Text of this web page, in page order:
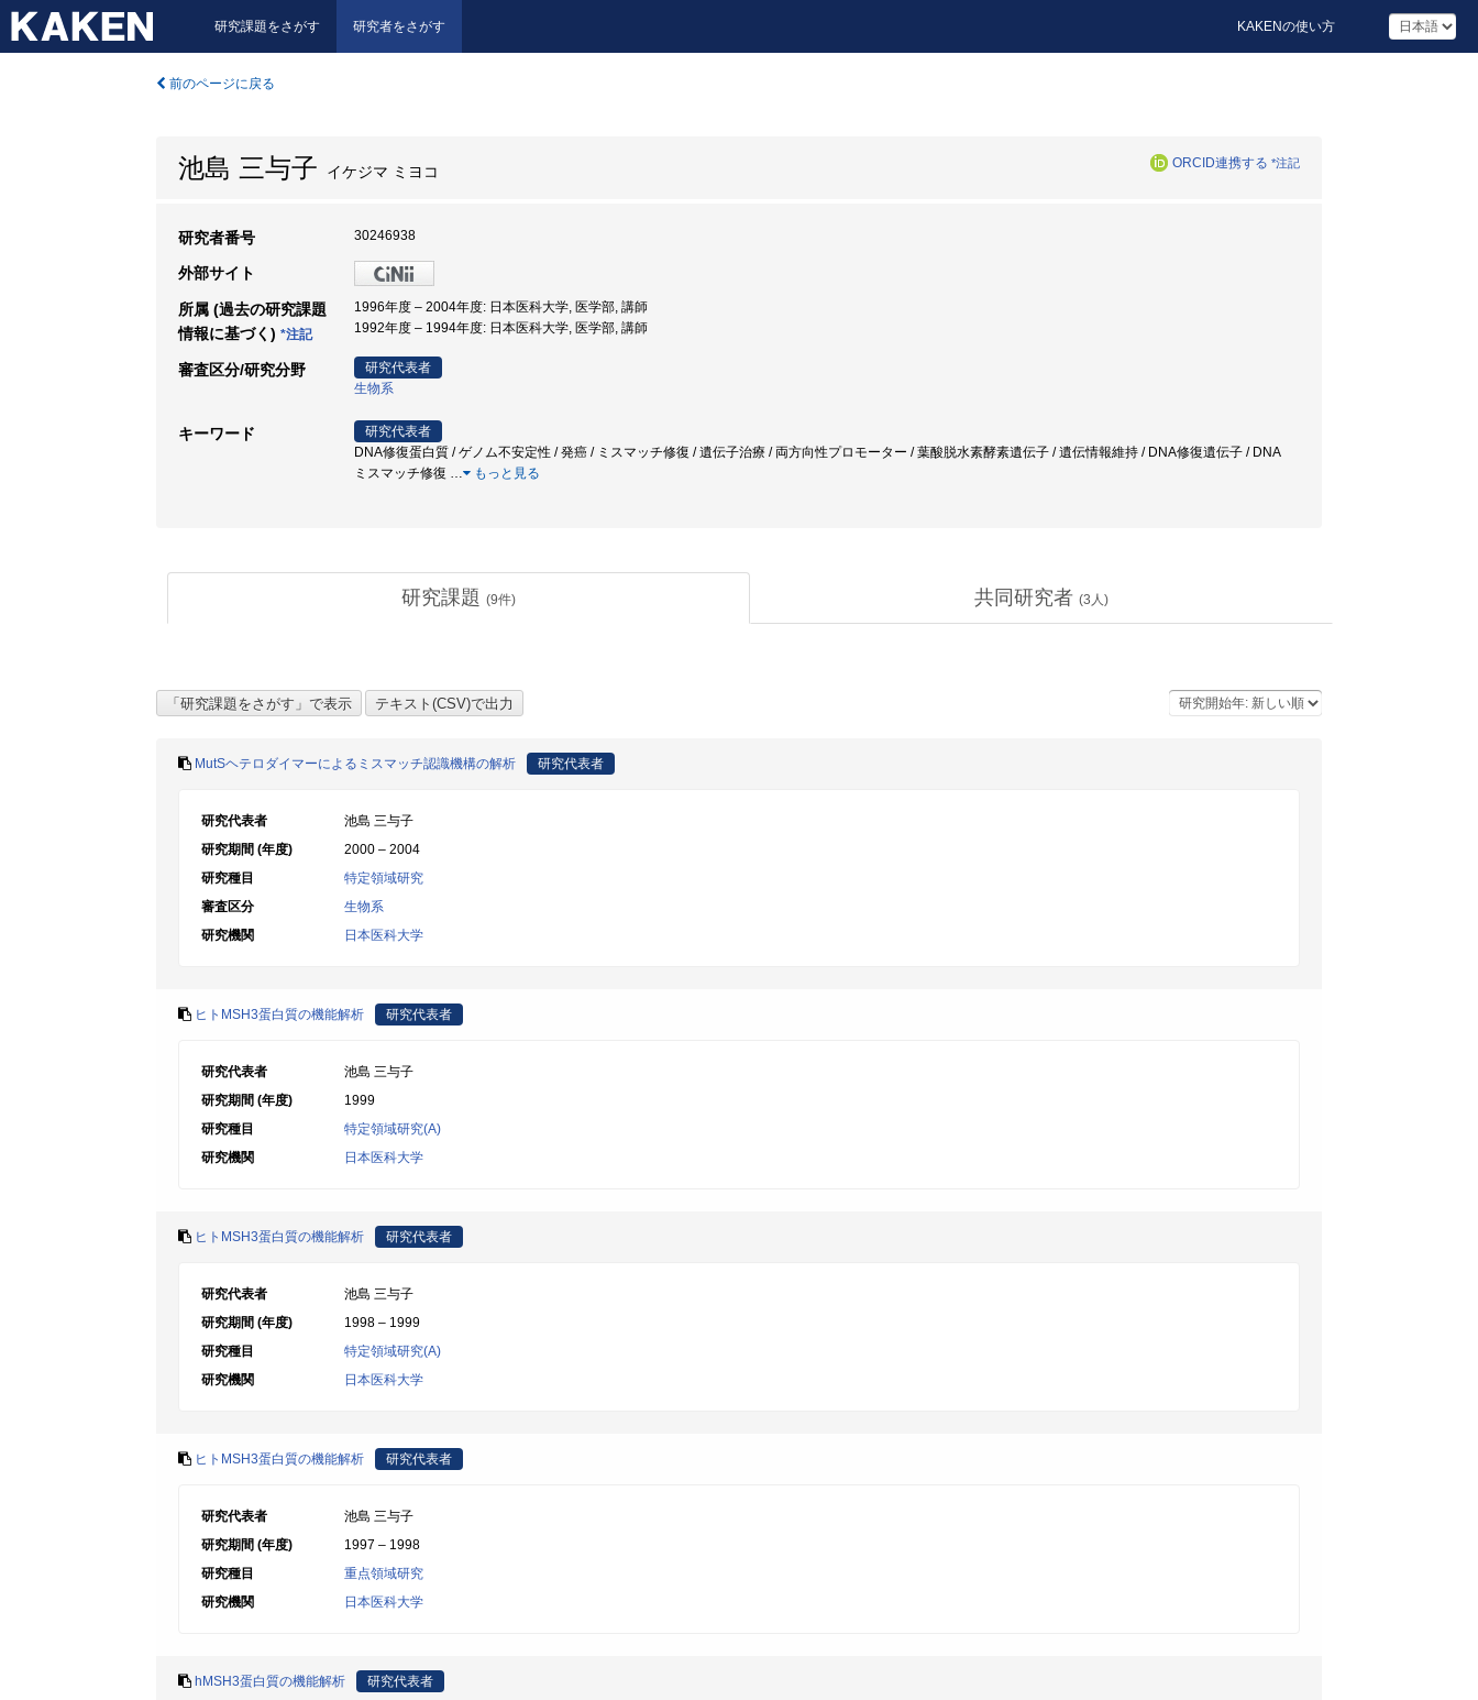
研究課題をさがす 研究者をさがす KAKENの使い方
前のページに戻る
池島 三与子 イケジマ ミヨコ ORCID連携する *注記
研究者番号 30246938
外部サイト
所属 (過去の研究課題
情報に基づく) *注記
1996年度 – 2004年度: 日本医科大学, 医学部, 講師
1992年度 – 1994年度: 日本医科大学, 医学部, 講師
審査区分/研究分野
研究代表者
生物系
キーワード
研究代表者
DNA修復蛋白質 / ゲノム不安定性 / 発癌 / ミスマッチ修復 / 遺伝子治療 / 両方向性プロモーター / 葉酸脱水素酵素遺伝子 / 遺伝情報維持 / DNA修復遺伝子 / DNA
ミスマッチ修復 … もっと見る
研究課題 (9件) 共同研究者 (3 人)
MutSヘテロダイマーによるミスマッチ認識機構の解析 研究代表者
研究代表者
池島 三与子
研究期間 (年度)
2000 – 2004
研究種目
特定領域研究
審査区分
生物系
研究機関
日本医科大学
ヒトMSH3蛋白質の機能解析 研究代表者
研究代表者
池島 三与子
研究期間 (年度)
1999
研究種目
特定領域研究(A)
研究機関
日本医科大学
ヒトMSH3蛋白質の機能解析 研究代表者
研究代表者
池島 三与子
研究期間 (年度)
1998 – 1999
研究種目
特定領域研究(A)
研究機関
日本医科大学
ヒトMSH3蛋白質の機能解析 研究代表者
研究代表者
池島 三与子
研究期間 (年度)
1997 – 1998
研究種目
重点領域研究
研究機関
日本医科大学
hMSH3蛋白質の機能解析 研究代表者